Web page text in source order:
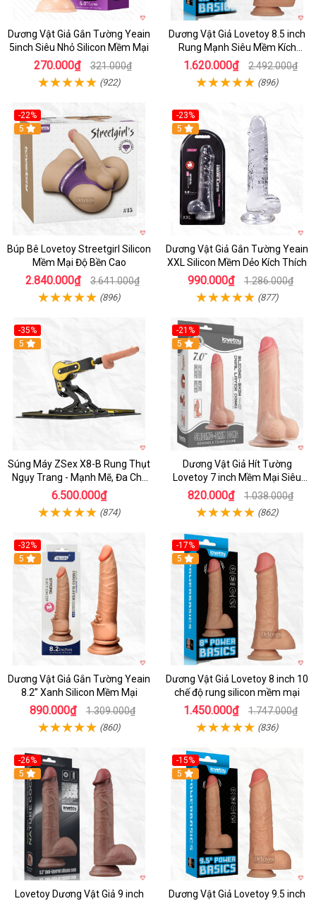
Dương Vật Giả Gắn Tường Yeain
5inch Siêu Nhỏ Silicon Mềm Mại
270.000₫ 321.000₫
(922)
Dương Vật Giả Lovetoy 8.5 inch
Rung Mạnh Siêu Mềm Kích
Thích
1.620.000₫ 2.492.000₫
(896)
-22%
Hot
5
Búp Bê Lovetoy Streetgirl Silicon
Mềm Mại Độ Bền Cao
2.840.000₫ 3.641.000₫
(896)
-23%
5
Dương Vật Giả Gắn Tường Yeain
XXL Silicon Mềm Dẻo Kích Thích
990.000₫ 1.286.000₫
(877)
-35%
Hot
5
Súng Máy ZSex X8-B Rung Thụt
Ngụy Trang - Mạnh Mẽ, Đa Chế
Độ
6.500.000₫
(874)
-21%
Hot
5
Dương Vật Giả Hít Tường
Lovetoy 7 inch Mềm Mại Siêu
Thật, An Toàn
820.000₫ 1.038.000₫
(862)
-32%
5
Dương Vật Giả Gắn Tường Yeain
8.2” Xanh Silicon Mềm Mại
890.000₫ 1.309.000₫
(860)
-17%
Hot
5
Dương Vật Giả Lovetoy 8 inch 10
chế độ rung silicon mềm mại
1.450.000₫ 1.747.000₫
(836)
-26%
Hot
5
Lovetoy Dương Vật Giả 9 inch
-15%
Hot
5
Dương Vật Giả Lovetoy 9.5 inch